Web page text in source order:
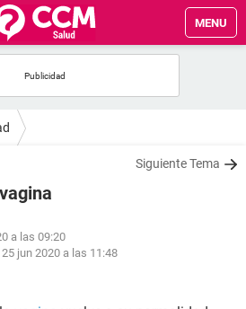
MENU
Siguiente Tema
a las 09:20
25 jun 2020 a las 11:48